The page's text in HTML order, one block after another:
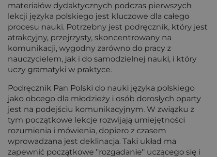
materiałów dydaktycznych podczas pierwszych
lekcji języka polskiego jest kluczowe dla całego
procesu nauki. Potrzebny jest podręcznik, który jest
atrakcyjny, przejrzysty, skoncentrowany na
komunikacji, wygodny zarówno do pracy z
nauczycielem, jak i do samodzielnej nauki, i który
uczy gramatyki w praktyce.
Podręcznik Pan Polski do nauki języka polskiego
jako obcego dla młodzieży i osób dorosłych oparty
jest na podejściu komunikacyjnym. W związku z
tym początkowe lekcje rozwijają umiejętności
rozumienia i mówienia, dopiero z czasem
wprowadzana jest deklinacja. Taki układ ma
zapewnić początkowe "rozgadanie" uczącego się i